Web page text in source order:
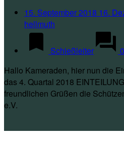
15. September 2018 16.
hellmuth
Schießleiter
Hallo Kameraden, hier nun die
das 4. Quartal 2018
freundlichen Grüßen die
e.V.